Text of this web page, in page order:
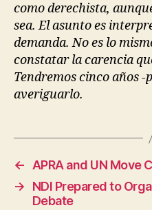
como derechista,
sea. El asunto es
demanda. No es lo
constatar la carencia
Tendremos cinco años
averiguarlo.
←
APRA and UN Move
→
NDI Prepared to
Debate